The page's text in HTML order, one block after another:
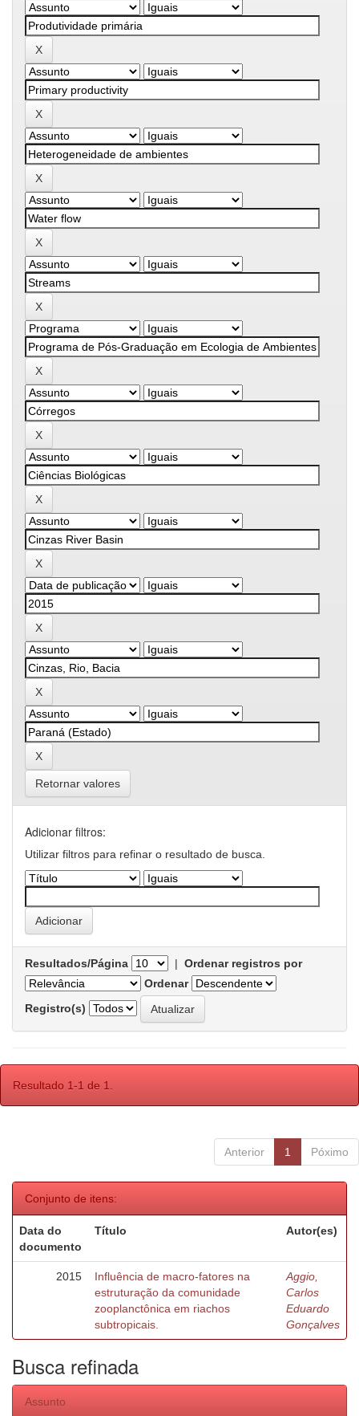
Retornar valores
Adicionar filtros:
Utilizar filtros para refinar o resultado de busca.
Resultados/Página | Ordenar registros por
Ordenar
Registro(s)
Resultado 1-1 de 1.
Anterior 1 Póximo
Conjunto de itens:
Data do
documento
Título Autor(es)
2015
Influência de macro-fatores na
estruturação da comunidade
zooplanctônica em riachos
subtropicais.
Aggio,
Carlos
Eduardo
Gonçalves
Busca refinada
Assunto